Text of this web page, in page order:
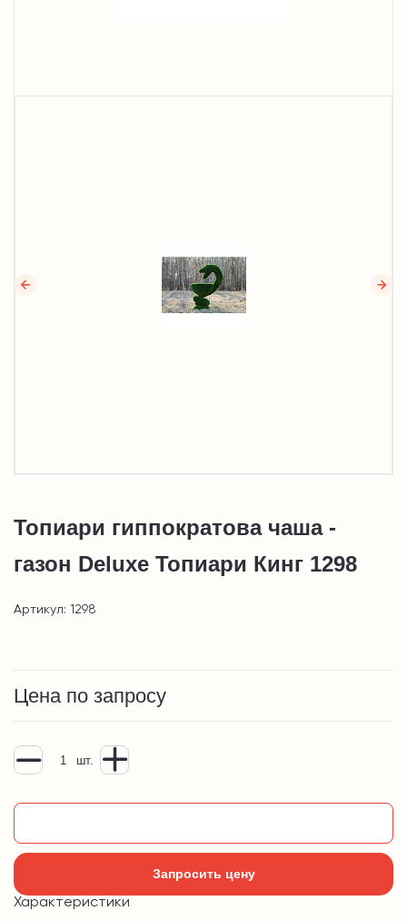
Топиари гиппократова чаша -
газон Deluxe Топиари Кинг 1298
Артикул: 1298
Цена по запросу
шт.
Запросить цену
Характеристики